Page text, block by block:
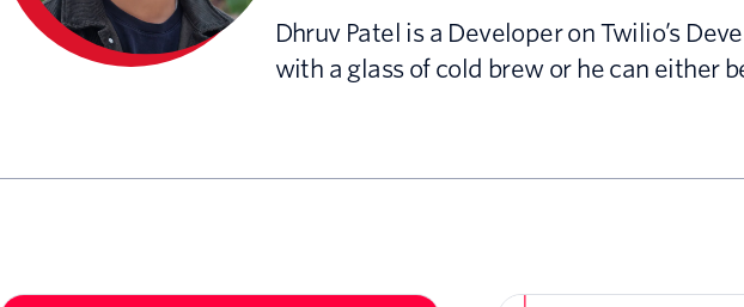
Dhruv Patel is a Developer on Twilio’s
with a glass of cold brew or he can